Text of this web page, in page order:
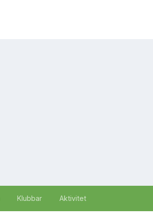
Klubbar Aktivitet